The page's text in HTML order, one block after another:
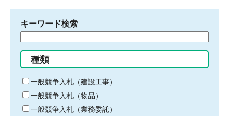
キーワード検索
る
キ
ー
ワ
ー
種類
一般競争入札（建設工事）
一般競争入札（物品）
一般競争入札（業務委託）